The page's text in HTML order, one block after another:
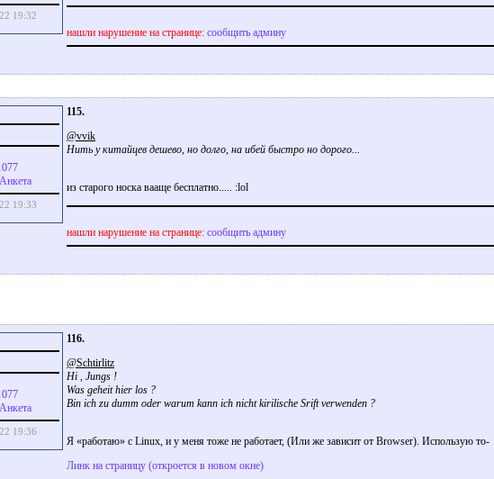
19:32
нашли нарушение на странице: сообщить админу
Aнкета
19:33
115.
@vvik
Нить у китайцев дешево, но долго, на ибей быстро но дорого...
из старого носка вааще бесплатно.....
нашли нарушение на странице: сообщить админу
Aнкета
19:36
116.
@Schtirlitz
Hi , Jungs !
Was geheit hier los ?
Bin ich zu dumm oder warum kann ich nicht kirilische Srift verwenden ?
Я «работаю» с Linux, и у меня тоже не работает, (Или же зависит от Browser). Использую то-
Линк на страницу (откроется в новом окне)